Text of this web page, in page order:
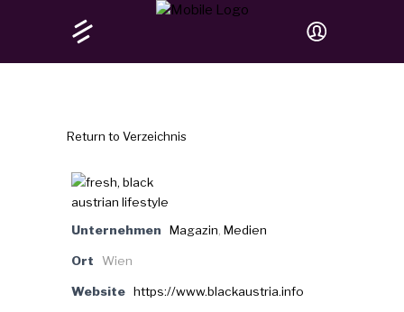
Return to Verzeichnis
Unternehmen Magazin Medien
Ort Wien
Website https://www.blackaustria.info